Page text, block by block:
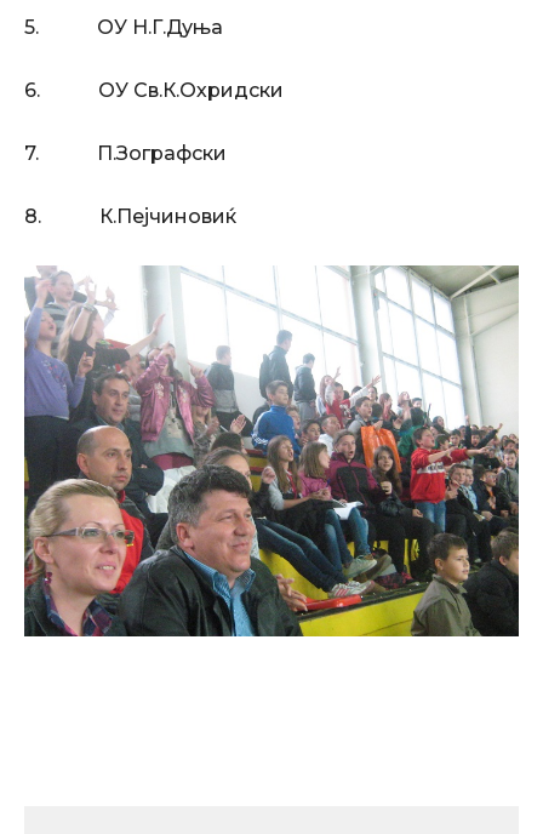
5. ОУ Н.Г.Дуња
6. ОУ Св.К.Охридски
7. П.Зографски
8. К.Пејчиновиќ